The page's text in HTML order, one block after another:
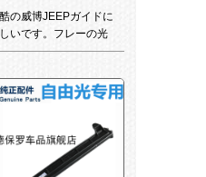
の威博JEEPガイドに
いです。フレーの光
大切ノキの元の詰め